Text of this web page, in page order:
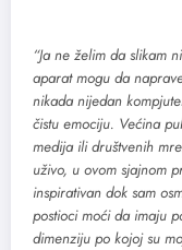
“Ja ne želim da slikam
aparat mogu da
nikada nijedan
čistu emociju. Većina
medija ili društvenih
uživo, u ovom sjajnom
inspirativan dok sam
postioci moći da imaju
dimenziju po kojoj su